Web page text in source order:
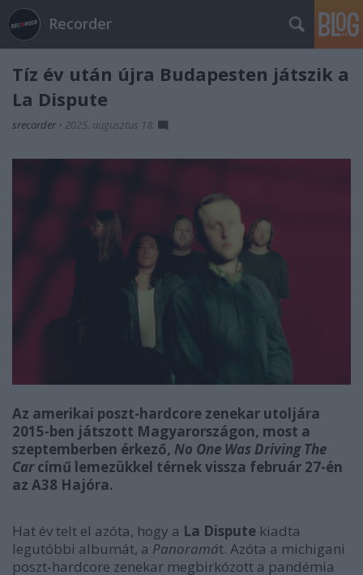
Recorder
Tíz év után újra Budapesten játszik a
La Dispute
srecorder • 2025. augusztus 18.
Az amerikai poszt-hardcore zenekar utoljára
2015-ben játszott Magyarországon, most a
szeptemberben érkező, No One Was Driving The
Carcímű lemezükkel térnek vissza február 27-én
az A38 Hajóra.
Hat év telt el azóta, hogy a La Dispute kiadta
legutóbbi albumát, a Panoramát. Azóta a michigani
poszt-hardcore zenekar megbirkózott a pandémia